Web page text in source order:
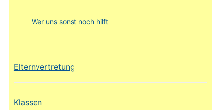
Wer uns sonst noch hilft
Elternvertretung
Klassen